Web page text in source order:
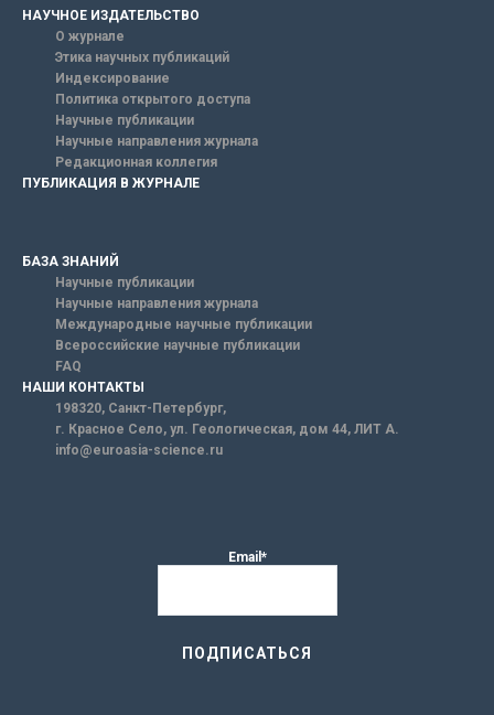
НАУЧНОЕ ИЗДАТЕЛЬСТВО
О журнале
Этика научных публикаций
Индексирование
Политика открытого доступа
Научные публикации
Научные направления журнала
Редакционная коллегия
ПУБЛИКАЦИЯ В ЖУРНАЛЕ
БАЗА ЗНАНИЙ
Научные публикации
Научные направления журнала
Международные научные публикации
Всероссийские научные публикации
FAQ
НАШИ КОНТАКТЫ
198320, Санкт-Петербург,
г. Красное Село, ул. Геологическая, дом 44, ЛИТ А.
info@euroasia-science.ru
Email*